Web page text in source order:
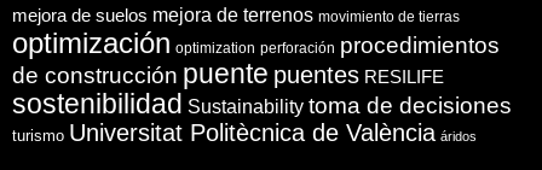
mejora de suelos mejora de terrenos movimiento de tierras
optimización optimization perforación procedimientos
de construcción puente puentes RESILIFE
sostenibilidad Sustainability toma de decisiones
turismo Universitat Politècnica de València áridos